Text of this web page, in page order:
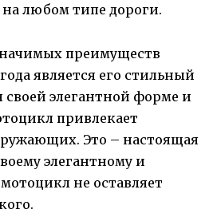
любом типе дороги.
преимуществ
является его стильный
своей элегантной форме и
привлекает
Это – настоящая
элегантному и
не оставляет